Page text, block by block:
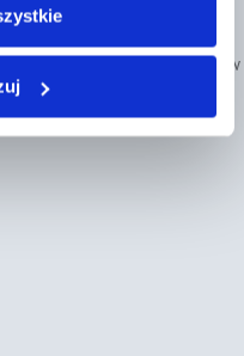
Poznaj naszych prawników